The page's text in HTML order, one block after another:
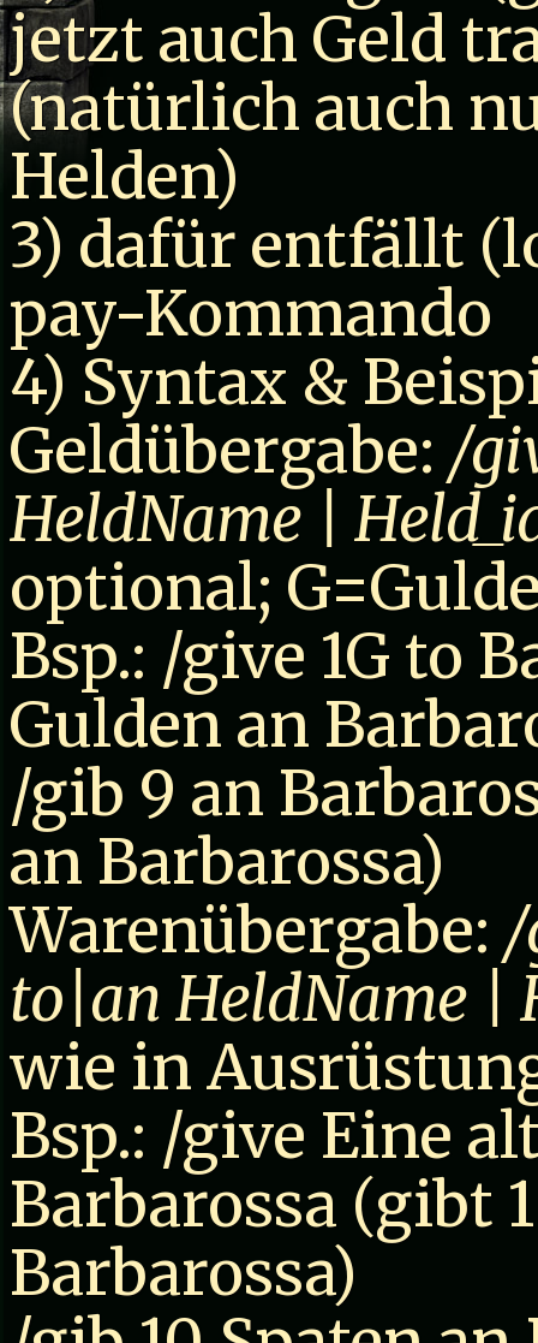
jetzt auch Geld
(natürlich auch
Helden)
3) dafür entfällt
pay-Kommando
4) Syntax &
Geldübergabe: /
HeldName |
optional;
Bsp.: /give 1G to
Gulden an
/gib 9 an
an Barbarossa)
Warenübergabe: /
to|an HeldName |
wie in
Bsp.: /give Eine
Barbarossa (gibt
Barbarossa)